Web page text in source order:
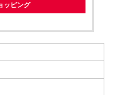
ッピング